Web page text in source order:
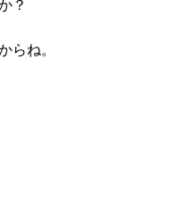
？
らね。